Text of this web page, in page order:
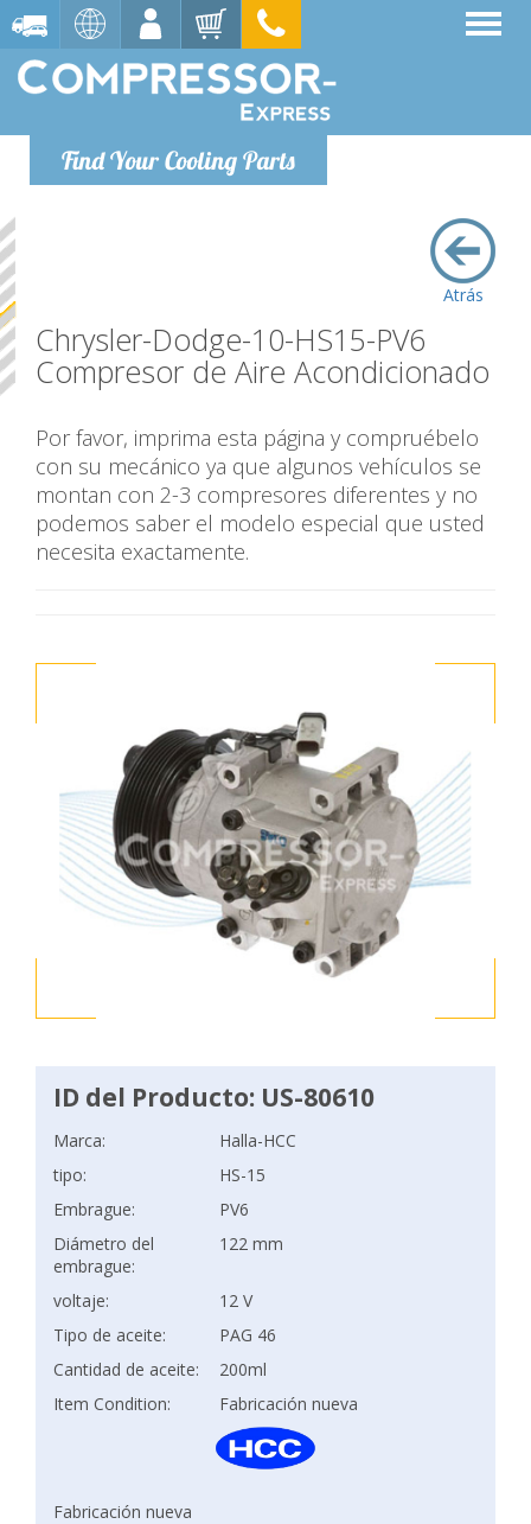
Find Your Cooling Parts
Atrás
Chrysler-Dodge-10-HS15-PV6
Compresor de Aire Acondicionado
Por favor, imprima esta página y compruébelo
con su mecánico ya que algunos vehículos se
montan con 2-3 compresores diferentes y no
podemos saber el modelo especial que usted
necesita exactamente.
ID del Producto: US-80610
Marca:
Halla-HCC
tipo:
HS-15
Embrague:
PV6
Diámetro del
embrague:
122 mm
voltaje:
12 V
Tipo de aceite:
PAG 46
Cantidad de aceite:
200ml
Item Condition:
Fabricación nueva
Fabricación nueva